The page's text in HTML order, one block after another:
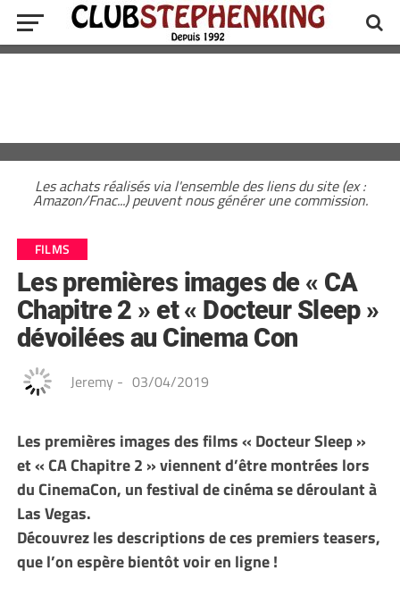
Les achats réalisés via l'ensemble des liens du site (ex :
Amazon/Fnac...) peuvent nous générer une commission.
FILMS
Les premières images de « CA
Chapitre 2 » et « Docteur Sleep »
dévoilées au Cinema Con
Jeremy - 03/04/2019
Les premières images des films « Docteur Sleep »
et « CA Chapitre 2 » viennent d’être montrées lors
du CinemaCon, un festival de cinéma se déroulant à
Las Vegas.
Découvrez les descriptions de ces premiers teasers,
que l’on espère bientôt voir en ligne !